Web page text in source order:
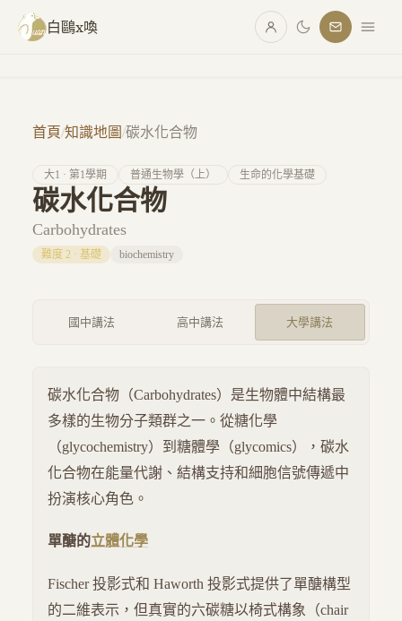
跳至主要內容
白鷗x喚
首頁/知識地圖/碳水化合物
大1 · 第1學期 普通生物學（上） 生命的化學基礎
碳水化合物
Carbohydrates
難度 2 · 基礎 biochemistry
國中講法 高中講法 大學講法
碳水化合物（Carbohydrates）是生物體中結構最
多樣的生物分子類群之一。從糖化學
（glycochemistry）到糖體學（glycomics），碳水
化合物在能量代謝、結構支持和細胞信號傳遞中
扮演核心角色。
單醣的立體化學
Fischer 投影式和 Haworth 投影式提供了單醣構型
的二維表示，但真實的六碳糖以椅式構象（chair